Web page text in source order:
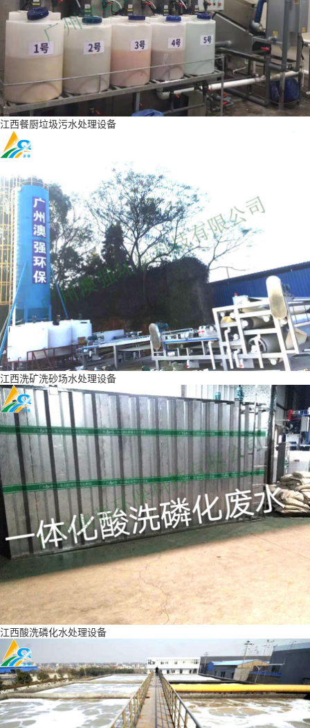
江西餐厨垃圾污水处理设备
江西洗矿洗砂场水处理设备
江西酸洗磷化水处理设备